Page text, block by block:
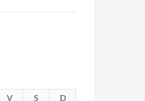
V S
D